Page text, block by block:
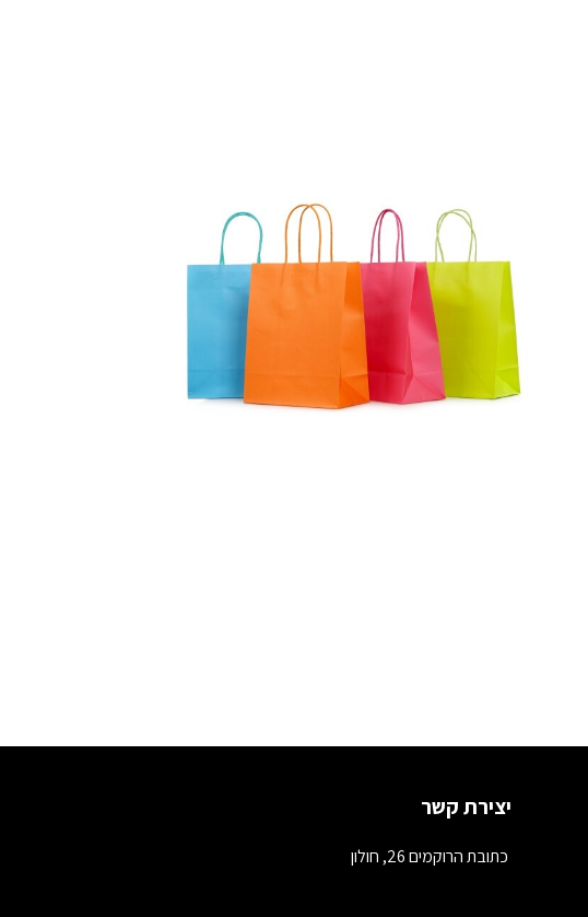
יצירת קשר
כתובת הרוקמים 26, חולון